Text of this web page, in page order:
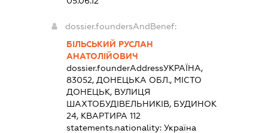
dossier.foundersAndBenef:
БІЛЬСЬКИЙ РУСЛАН
АНАТОЛІЙОВИЧ
dossier.founderAddressУКРАЇНА,
83052, ДОНЕЦЬКА ОБЛ., МІСТО
ДОНЕЦЬК, ВУЛИЦЯ
ШАХТОБУДІВЕЛЬНИКІВ, БУДИНОК
24, КВАРТИРА 112
statements.nationality:Україна